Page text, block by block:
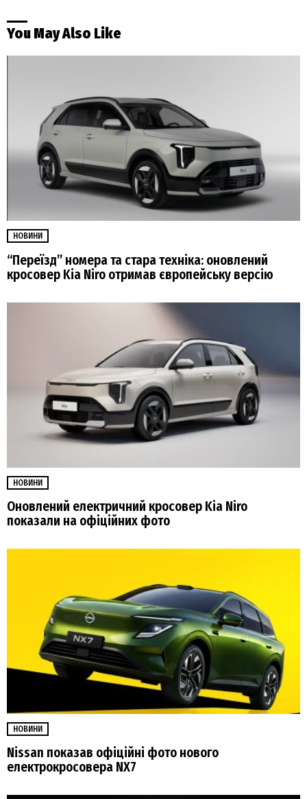
You May Also Like
НОВИНИ
“Переїзд” номера та стара техніка: оновлений
кросовер Kia Niro отримав європейську версію
НОВИНИ
Оновлений електричний кросовер Kia Niro
показали на офіційних фото
НОВИНИ
Nissan показав офіційні фото нового
електрокросовера NX7